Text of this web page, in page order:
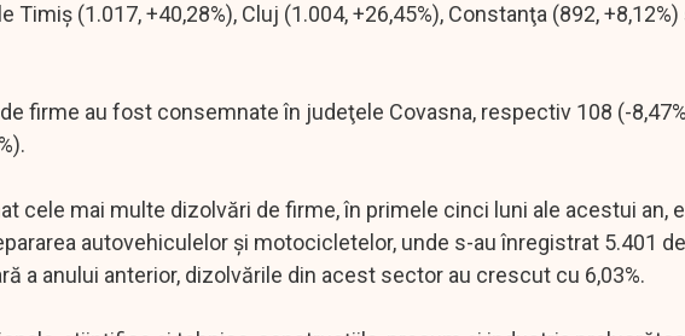
(1.017, +40,28%), Cluj (1.004, +26,45%), Constanţa (892,
firme au fost consemnate în judeţele Covasna, respectiv 108 (-
cele mai multe dizolvări de firme, în primele cinci luni ale acestui an,
autovehiculelor şi motocicletelor, unde s-au înregistrat 5.401
a anului anterior, dizolvările din acest sector au crescut cu 6,03%.